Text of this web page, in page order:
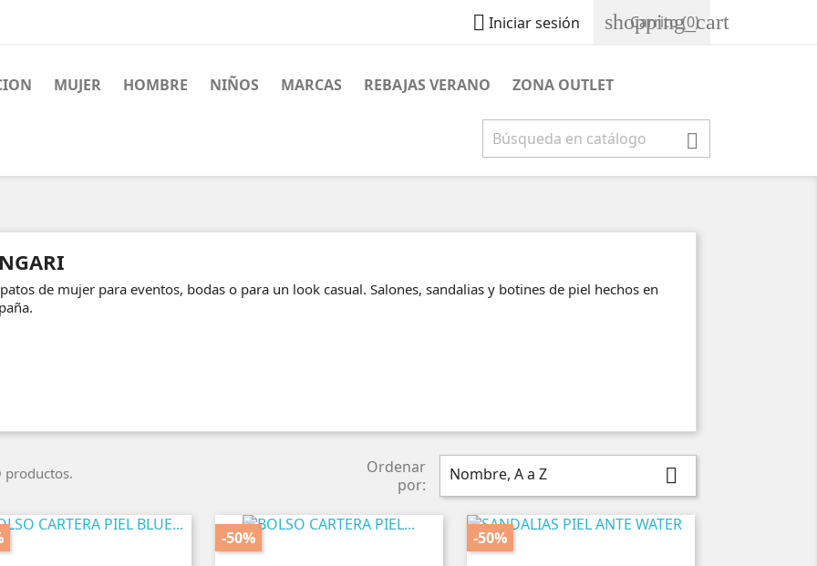
 Iniciar sesión shopping_cart
Carrito(0)
MUJER HOMBRE NIÑOS MARCAS REBAJAS VERANO ZONA OUTLET

de mujer para eventos, bodas o para un look casual. Salones, sandalias y botines de piel hechos en
productos.
Ordenar
por:
Nombre, A a Z 
-50% -50%